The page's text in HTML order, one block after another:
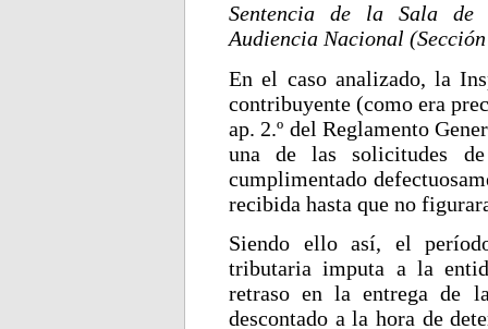
Sentencia de la Sala de
Audiencia Nacional
En el caso analizado, la
contribuyente (como era
ap. 2.º del Reglamento
una de las solicitudes
cumplimentado
recibida hasta que no
Siendo ello así, el
tributaria imputa a la
retraso en la entrega de
descontado a la hora de